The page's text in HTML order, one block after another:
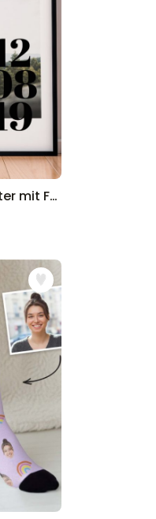
Personalisierbares Poster mit Foto und Text